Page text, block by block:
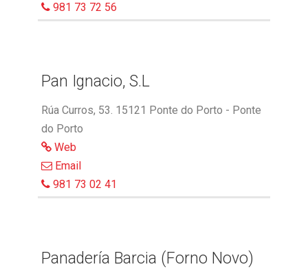
981 73 72 56
Pan Ignacio, S.L
Rúa Curros, 53. 15121 Ponte do Porto - Ponte
do Porto
Web
Email
981 73 02 41
Panadería Barcia (Forno Novo)